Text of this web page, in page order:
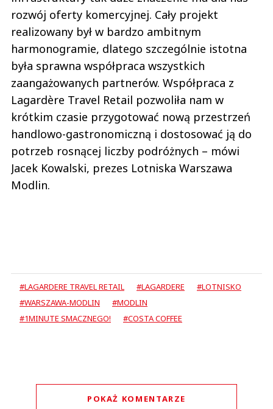
rozwój oferty komercyjnej. Cały projekt
realizowany był w bardzo ambitnym
harmonogramie, dlatego szczególnie istotna
była sprawna współpraca wszystkich
zaangażowanych partnerów. Współpraca z
Lagardère Travel Retail pozwoliła nam w
krótkim czasie przygotować nową przestrzeń
handlowo-gastronomiczną i dostosować ją do
potrzeb rosnącej liczby podróżnych – mówi
Jacek Kowalski, prezes Lotniska Warszawa
Modlin.
#LAGARDERE TRAVEL RETAIL #LAGARDERE
#LOTNISKO
#WARSZAWA-MODLIN
#MODLIN
#1MINUTE SMACZNEGO!
#COSTA COFFEE
POKAŻ KOMENTARZE